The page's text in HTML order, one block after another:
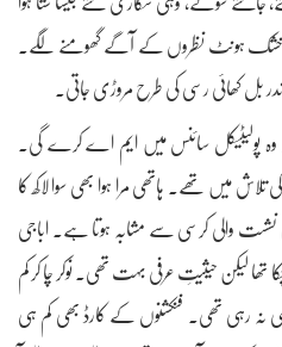
اور خشک ہونٹ نظروں کے آگے گھومنے لگے۔
اندر بل کھائی رسی کی طرح مروڑی جاتی۔
پولیٹیکل سائنس میں ایم اے کرے گی۔
میں تھے۔ ہاتھی مرا ہوا بھی سوا لاکھ کا
نشست والی کرسی سے مشابہ ہوتا ہے۔ اباجی
لیکن حیثیتِ عرفی بہت تھی۔ نوکر چا کر کم
رہی تھی۔ فنکشنوں کے کارڈ بھی کم ہی